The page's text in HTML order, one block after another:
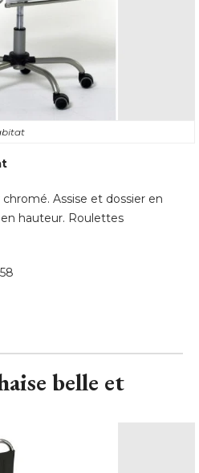
Assise et dossier en
hauteur. Roulettes
belle et